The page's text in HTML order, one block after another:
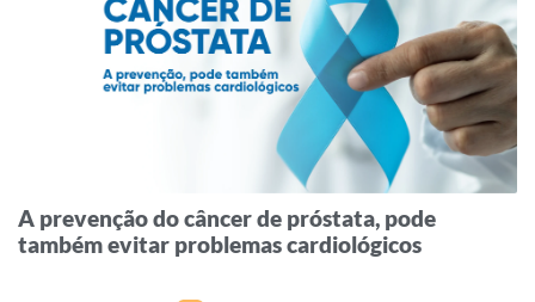
A prevenção do câncer de próstata, pode
também evitar problemas cardiológicos